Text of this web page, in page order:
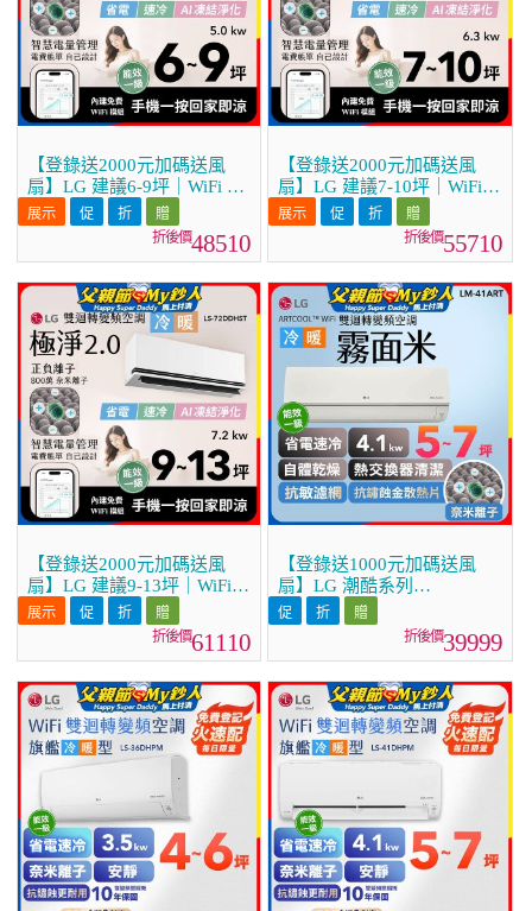
【登錄送2000元加碼送風
扇】LG 建議6-9坪｜WiFi 雙
迴轉變頻空調｜極淨2.0系列
｜AI 氣流 & 奈米離子 (LS-
48510
【登錄送2000元加碼送風
扇】LG 建議7-10坪｜WiFi
雙迴轉變頻空調｜極淨2.0系
列｜AI 氣流 & 奈米離子
55710
【登錄送2000元加碼送風
扇】LG 建議9-13坪｜WiFi
雙迴轉變頻空調｜極淨2.0系
列｜AI 氣流 & 奈米離子
61110
【登錄送1000元加碼送風
扇】LG 潮酷系列
ARTCOOL™ WiFi 潮酷冷暖
雙迴轉變頻空調 - 霧面米
_4.1kw_建議適用坪數約5-7
39999